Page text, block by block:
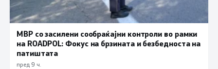
МВР со засилени сообраќајни контроли во рамки
на ROADPOL: Фокус на брзината и безбедноста на
патиштата
пред 9 ч.